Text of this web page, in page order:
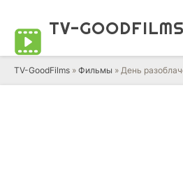
TV-GOODFILMS
TV-GoodFilms » Фильмы » День